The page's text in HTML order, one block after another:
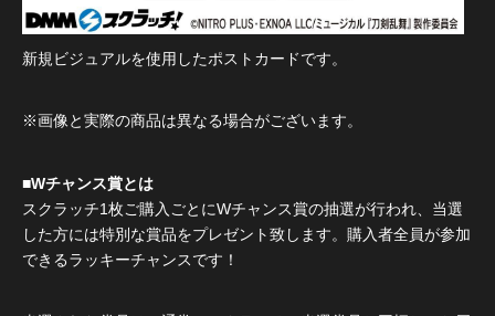
新規ビジュアルを使用したポストカードです。
※画像と実際の商品は異なる場合がございます。
■Wチャンス賞とは
スクラッチ1枚ご購入ごとにWチャンス賞の抽選が行われ、当選
した方には特別な賞品をプレゼント致します。購入者全員が参加
できるラッキーチャンスです！